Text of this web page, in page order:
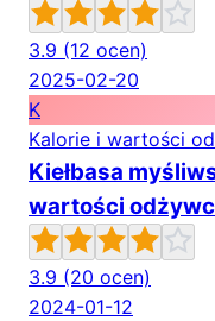
3.9 (12 ocen)
2025-02-20
K
Kalorie i wartości
Kiełbasa
wartości
3.9 (20 ocen)
2024-01-12